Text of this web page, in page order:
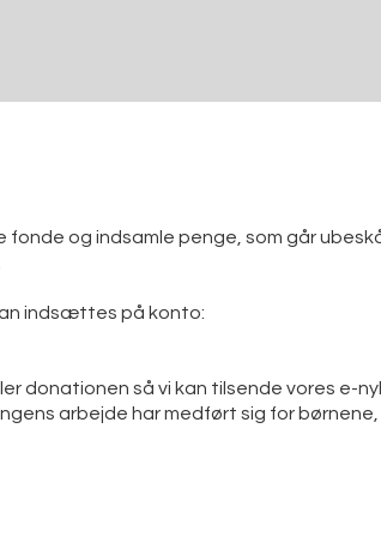
og indsamle penge, som går
indsættes på konto:
donationen så vi kan tilsende vores e-
arbejde har medført sig for